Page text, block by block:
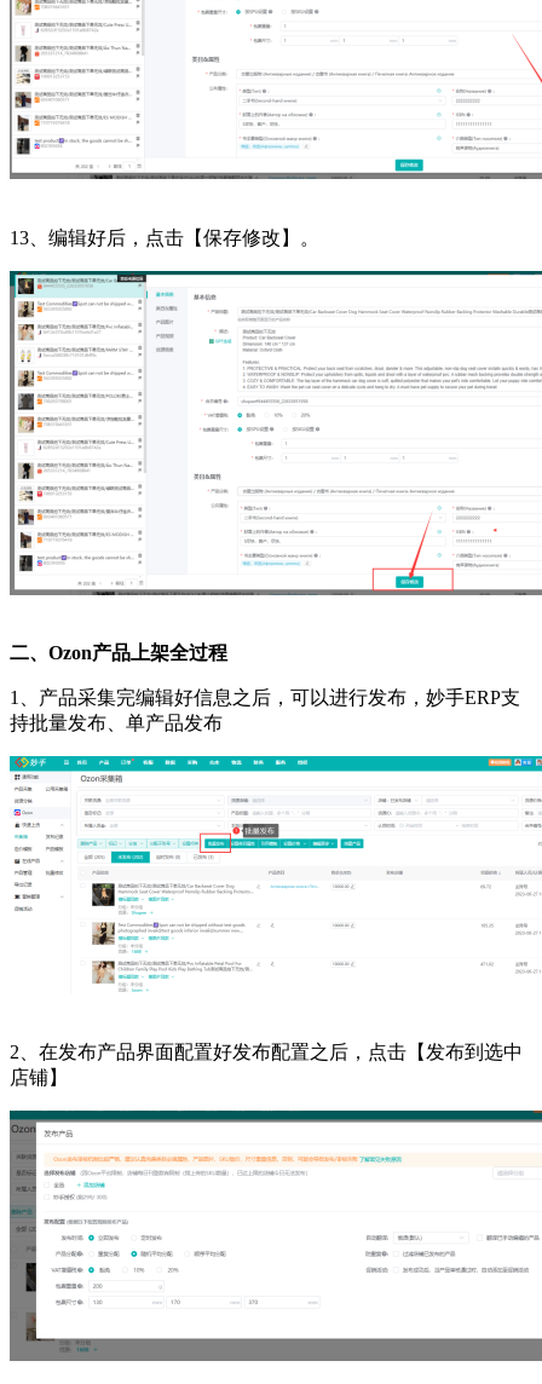
13、编辑好后，点击【保存修改】。
二、 Ozon产品 上架全过程
1、产品采集完编辑好信息之后，可以进行发布，妙手ERP支
持批量发布、单产品发布
2、在发布产品界面配置好发布配置之后，点击【发布到选中
店铺】